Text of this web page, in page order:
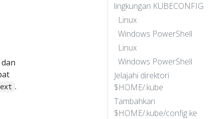
.
lingkungan KUBECONFIG
Linux
Windows PowerShell
Linux
Windows PowerShell
Jelajahi direktori
$HOME/.kube
Tambahkan
$HOME/.kube/config ke